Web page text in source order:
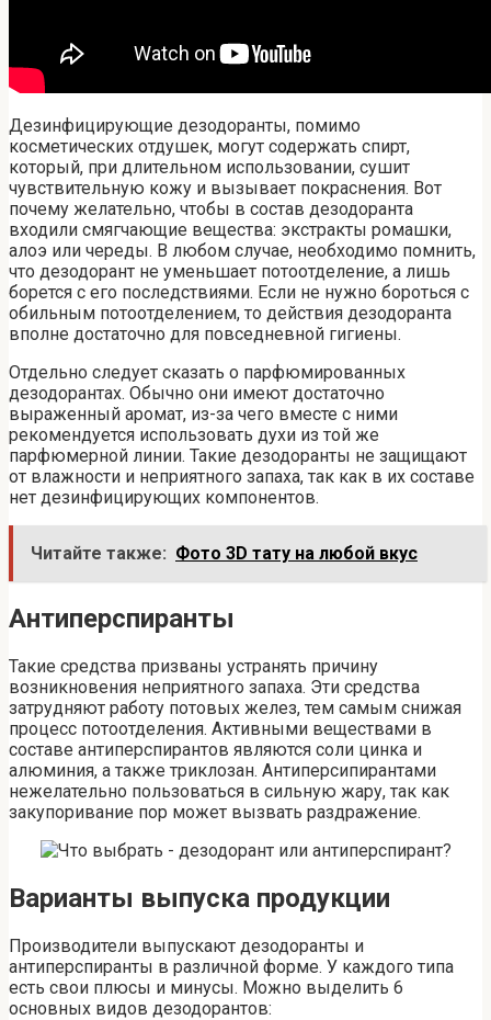
Дезинфицирующие дезодоранты, помимо
косметических отдушек, могут содержать спирт,
который, при длительном использовании, сушит
чувствительную кожу и вызывает покраснения. Вот
почему желательно, чтобы в состав дезодоранта
входили смягчающие вещества: экстракты ромашки,
алоэ или череды. В любом случае, необходимо помнить,
что дезодорант не уменьшает потоотделение, а лишь
борется с его последствиями. Если не нужно бороться с
обильным потоотделением, то действия дезодоранта
вполне достаточно для повседневной гигиены.
Отдельно следует сказать о парфюмированных
дезодорантах. Обычно они имеют достаточно
выраженный аромат, из-за чего вместе с ними
рекомендуется использовать духи из той же
парфюмерной линии. Такие дезодоранты не защищают
от влажности и неприятного запаха, так как в их составе
нет дезинфицирующих компонентов.
Читайте также: Фото 3D тату на любой вкус
Антиперспиранты
Такие средства призваны устранять причину
возникновения неприятного запаха. Эти средства
затрудняют работу потовых желез, тем самым снижая
процесс потоотделения. Активными веществами в
составе антиперспирантов являются соли цинка и
алюминия, а также триклозан. Антиперсипирантами
нежелательно пользоваться в сильную жару, так как
закупоривание пор может вызвать раздражение.
Варианты выпуска продукции
Производители выпускают дезодоранты и
антиперспиранты в различной форме. У каждого типа
есть свои плюсы и минусы. Можно выделить 6
основных видов дезодорантов: